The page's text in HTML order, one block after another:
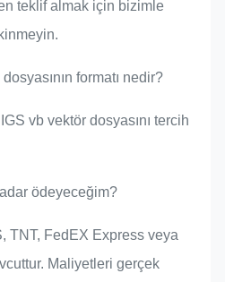
teklif almak için bizimle
formatı nedir?
vb vektör dosyasını tercih
ödeyeceğim?
TNT, FedEX Express veya
Maliyetleri gerçek